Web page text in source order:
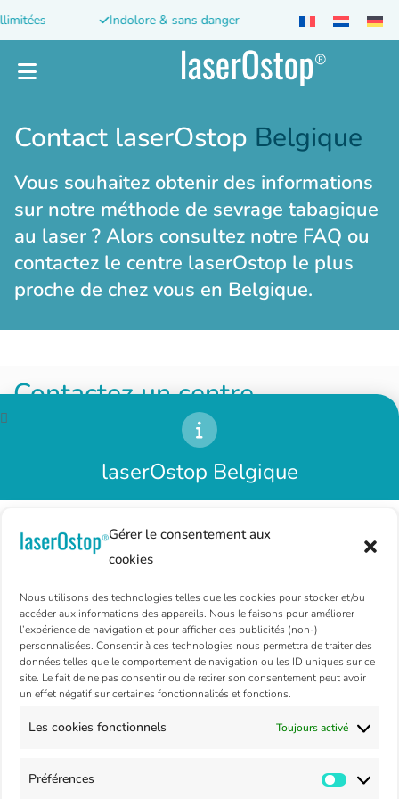
Gérer le consentement aux
cookies
Nous utilisons des technologies telles que les cookies pour stocker et/ou
accéder aux informations des appareils. Nous le faisons pour améliorer
l’expérience de navigation et pour afficher des publicités (non-)
personnalisées. Consentir à ces technologies nous permettra de traiter des
données telles que le comportement de navigation ou les ID uniques sur ce
site. Le fait de ne pas consentir ou de retirer son consentement peut avoir
un effet négatif sur certaines fonctionnalités et fonctions.
Les cookies fonctionnels Toujours activé
Préférences
Indolore & sans danger Sans effets
Contact laserOstop Belgique
Vous souhaitez obtenir des informations
sur notre méthode de sevrage tabagique
au laser ? Alors consultez notre FAQ ou
contactez le centre laserOstop le plus
proche de chez vous en Belgique.
Contactez un centre
laserOstop belge
Vous souhaitez d’autres renseignements sur la
Afin d’avoir toutes les réponses à vos
questions, nous vous invitons à contacter le
proche de chez vous.
VOIR NOS CENTRES
Nos clients recommandent
laserOstop Belgique
Nos centres sont momentanément fermés. Merci pour votre
patience et votre compréhension.
La réouverture approche, et vous pouvez déjà reprendre
CharleroiLiègeMons
PRENDRE RENDEZ-VOUS
Votre démarche pour arrêter de fumer nous tient à cœur